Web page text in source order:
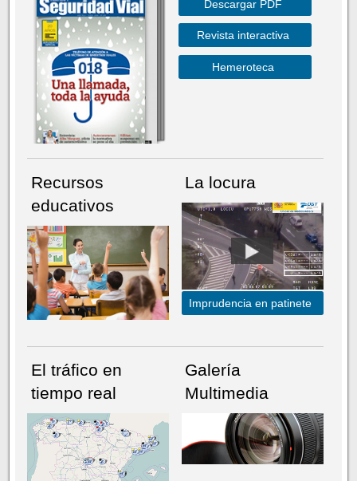
Descargar PDF
Revista interactiva
Hemeroteca
Recursos
educativos
La locura
Imprudencia en patinete
El tráfico en
tiempo real
Galería
Multimedia